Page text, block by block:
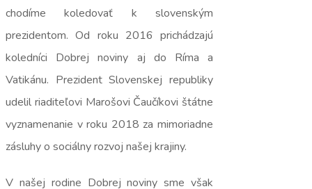
chodíme koledovať k slovenským
prezidentom. Od roku 2016 prichádzajú
koledníci Dobrej noviny aj do Ríma a
Vatikánu. Prezident Slovenskej republiky
udelil riaditeľovi Marošovi Čaučíkovi štátne
vyznamenanie v roku 2018 za mimoriadne
zásluhy o sociálny rozvoj našej krajiny.
V našej rodine Dobrej noviny sme však